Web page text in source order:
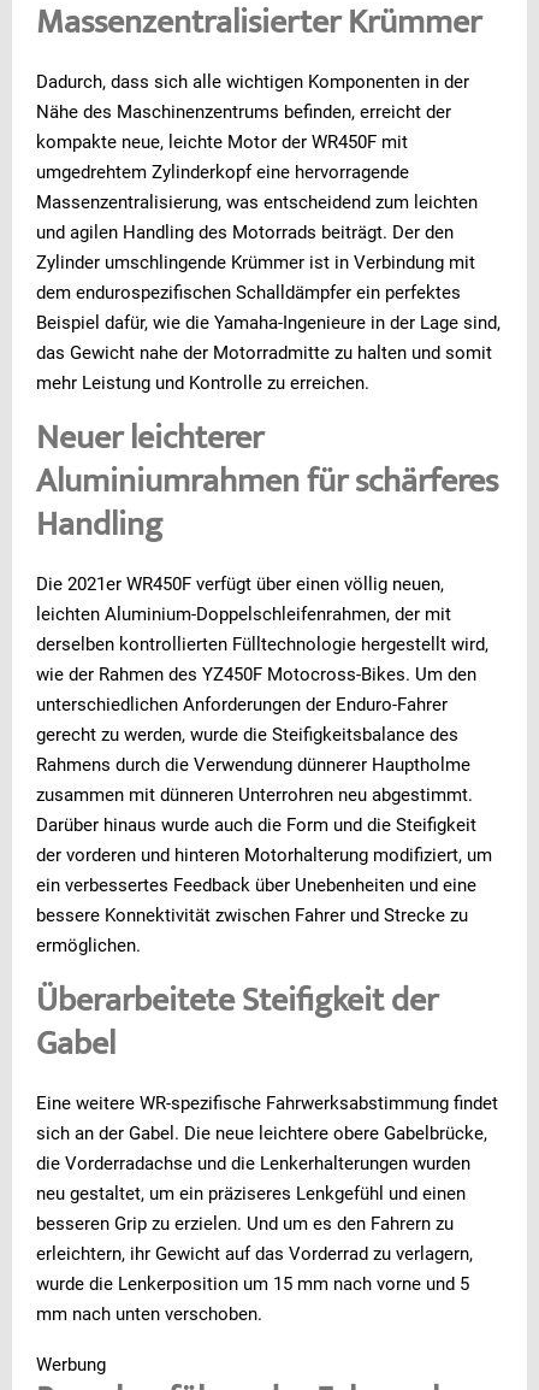
Massenzentralisierter Krümmer
Dadurch, dass sich alle wichtigen Komponenten in der
Nähe des Maschinenzentrums befinden, erreicht der
kompakte neue, leichte Motor der WR450F mit
umgedrehtem Zylinderkopf eine hervorragende
Massenzentralisierung, was entscheidend zum leichten
und agilen Handling des Motorrads beiträgt. Der den
Zylinder umschlingende Krümmer ist in Verbindung mit
dem endurospezifischen Schalldämpfer ein perfektes
Beispiel dafür, wie die Yamaha-Ingenieure in der Lage sind,
das Gewicht nahe der Motorradmitte zu halten und somit
mehr Leistung und Kontrolle zu erreichen.
Neuer leichterer
Aluminiumrahmen für schärferes
Handling
Die 2021er WR450F verfügt über einen völlig neuen,
leichten Aluminium-Doppelschleifenrahmen, der mit
derselben kontrollierten Fülltechnologie hergestellt wird,
wie der Rahmen des YZ450F Motocross-Bikes. Um den
unterschiedlichen Anforderungen der Enduro-Fahrer
gerecht zu werden, wurde die Steifigkeitsbalance des
Rahmens durch die Verwendung dünnerer Hauptholme
zusammen mit dünneren Unterrohren neu abgestimmt.
Darüber hinaus wurde auch die Form und die Steifigkeit
der vorderen und hinteren Motorhalterung modifiziert, um
ein verbessertes Feedback über Unebenheiten und eine
bessere Konnektivität zwischen Fahrer und Strecke zu
ermöglichen.
Überarbeitete Steifigkeit der
Gabel
Eine weitere WR-spezifische Fahrwerksabstimmung findet
sich an der Gabel. Die neue leichtere obere Gabelbrücke,
die Vorderradachse und die Lenkerhalterungen wurden
neu gestaltet, um ein präziseres Lenkgefühl und einen
besseren Grip zu erzielen. Und um es den Fahrern zu
erleichtern, ihr Gewicht auf das Vorderrad zu verlagern,
wurde die Lenkerposition um 15 mm nach vorne und 5
mm nach unten verschoben.
Werbung